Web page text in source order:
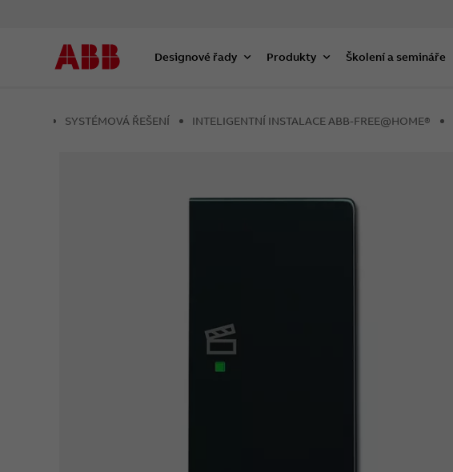
Designové řady Produkty Školení a semináře
SYSTÉMOVÁ ŘEŠENÍ INTELIGENTNÍ INSTALACE ABB-FREE@HOME®